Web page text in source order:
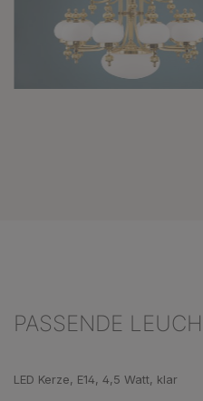
PASSENDE
LED Kerze, E14, 4,5 Watt, klar